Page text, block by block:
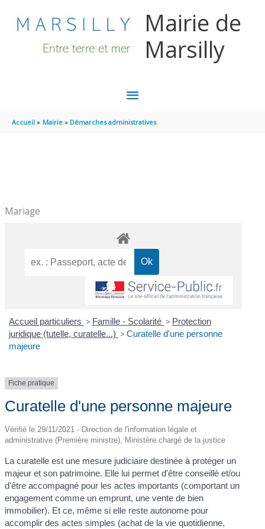
Mairie de
Marsilly
MENU
PRINCIPAL
Accueil Mairie Démarches administratives
Mariage
Accueil particuliers > Famille - Scolarité > Protection
juridique (tutelle, curatelle...) > Curatelle d'une personne
majeure
Fiche pratique
Curatelle d'une personne majeure
Vérifié le 29/11/2021 - Direction de l'information légale et
administrative (Première ministre), Ministère chargé de la justice
La curatelle est une mesure judiciaire destinée à protéger un
majeur et son patrimoine. Elle lui permet d'être conseillé et/ou
d'être accompagné pour les actes importants (comportant un
engagement comme un emprunt, une vente de bien
immobilier). Et ce, même si elle reste autonome pour
accomplir des actes simples (achat de la vie quotidienne,